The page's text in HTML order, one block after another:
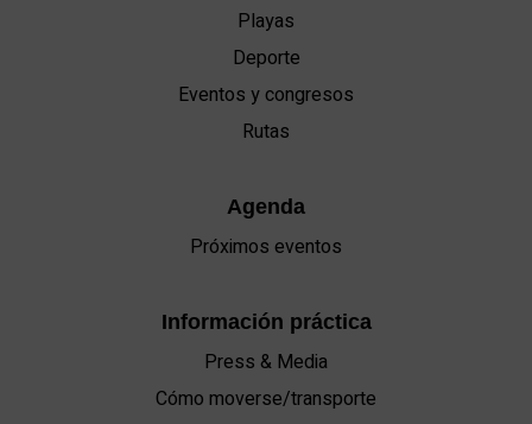
Playas
Deporte
Eventos y congresos
Rutas
Agenda
Próximos eventos
Información práctica
Press & Media
Cómo moverse/transporte